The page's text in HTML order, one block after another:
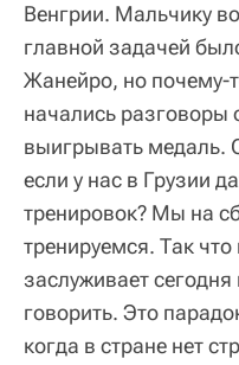
Венгрии. Мальчику
главной задачей
Жанейро, но почему-
начались разговоры
выигрывать медаль.
если у нас в Грузии
тренировок? Мы на
тренируемся. Так
заслуживает
говорить. Это
когда в стране нет